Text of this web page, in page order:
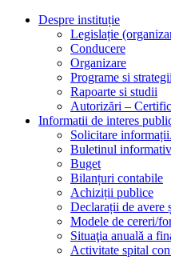
Despre instituție
Legislație
Conducere
Organizare
Programe si strategii
Rapoarte si studii
Autorizări –
Informatii de interes
Solicitare
Buletinul informativ
Buget
Bilanțuri contabile
Achiziții publice
Declarații de avere
Modele de cereri/
Situaţia anuală a
Activitate spital